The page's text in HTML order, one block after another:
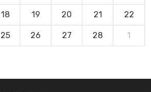
18 19 20 21 22
25 26 27 28 1